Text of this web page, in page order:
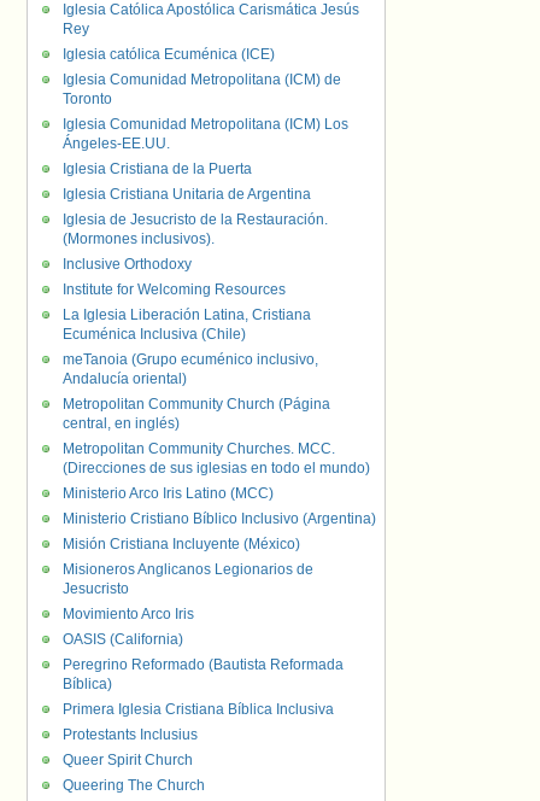
Iglesia Católica Apostólica Carismática Jesús
Rey
Iglesia católica Ecuménica (ICE)
Iglesia Comunidad Metropolitana (ICM) de
Toronto
Iglesia Comunidad Metropolitana (ICM) Los
Ángeles-EE.UU.
Iglesia Cristiana de la Puerta
Iglesia Cristiana Unitaria de Argentina
Iglesia de Jesucristo de la Restauración.
(Mormones inclusivos).
Inclusive Orthodoxy
Institute for Welcoming Resources
La Iglesia Liberación Latina, Cristiana
Ecuménica Inclusiva (Chile)
meTanoia (Grupo ecuménico inclusivo,
Andalucía oriental)
Metropolitan Community Church (Página
central, en inglés)
Metropolitan Community Churches. MCC.
(Direcciones de sus iglesias en todo el mundo)
Ministerio Arco Iris Latino (MCC)
Ministerio Cristiano Bíblico Inclusivo (Argentina)
Misión Cristiana Incluyente (México)
Misioneros Anglicanos Legionarios de
Jesucristo
Movimiento Arco Iris
OASIS (California)
Peregrino Reformado (Bautista Reformada
Bíblica)
Primera Iglesia Cristiana Bíblica Inclusiva
Protestants Inclusius
Queer Spirit Church
Queering The Church